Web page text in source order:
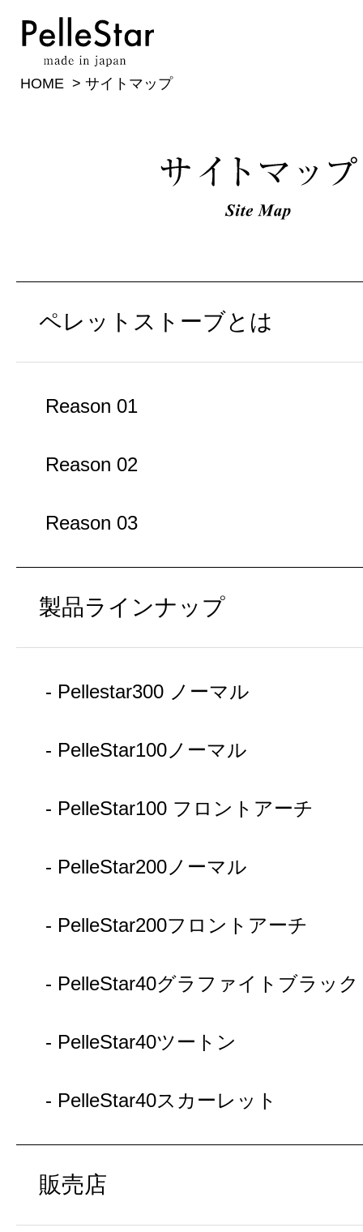
HOME > サイトマップ
ペレットストーブとは
Reason 01
Reason 02
Reason 03
製品ラインナップ
- Pellestar300 ノーマル
- PelleStar100ノーマル
- PelleStar100 フロントアーチ
- PelleStar200ノーマル
- PelleStar200フロントアーチ
- PelleStar40グラファイトブラック
- PelleStar40ツートン
- PelleStar40スカーレット
販売店